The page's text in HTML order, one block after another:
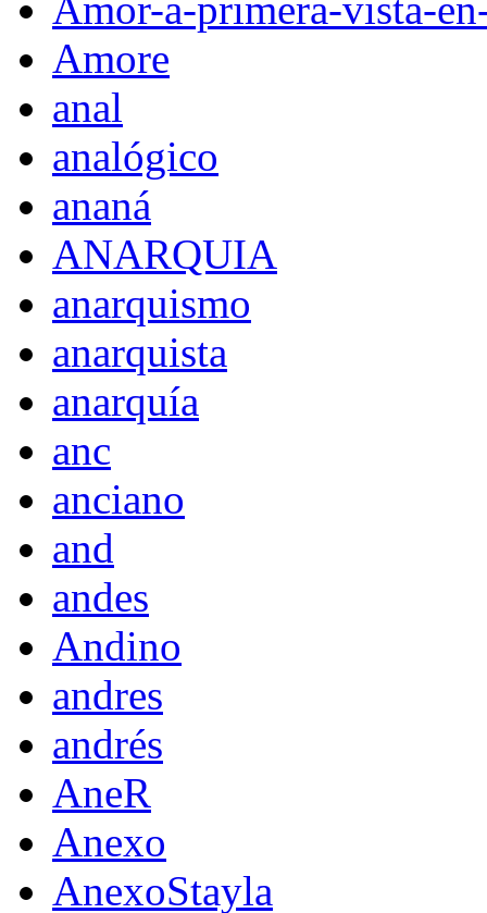
Amor-a-primera-vista-
Amore
anal
analógico
ananá
ANARQUIA
anarquismo
anarquista
anarquía
anc
anciano
and
andes
Andino
andres
andrés
AneR
Anexo
AnexoStayla